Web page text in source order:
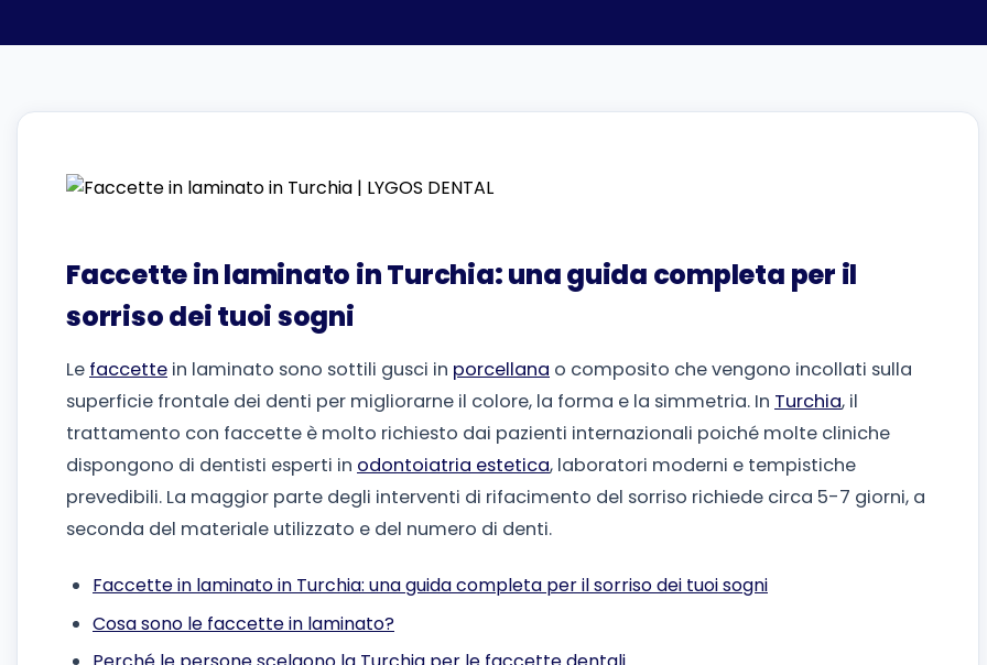
Faccette in laminato in Turchia: una guida completa per il
sorriso dei tuoi sogni
Le faccette in laminato sono sottili gusci in porcellana o composito che vengono incollati sulla
superficie frontale dei denti per migliorarne il colore, la forma e la simmetria. In Turchia, il
trattamento con faccette è molto richiesto dai pazienti internazionali poiché molte cliniche
dispongono di dentisti esperti in odontoiatria estetica, laboratori moderni e tempistiche
prevedibili. La maggior parte degli interventi di rifacimento del sorriso richiede circa 5-7 giorni, a
seconda del materiale utilizzato e del numero di denti.
Faccette in laminato in Turchia: una guida completa per il sorriso dei tuoi sogni
Cosa sono le faccette in laminato?